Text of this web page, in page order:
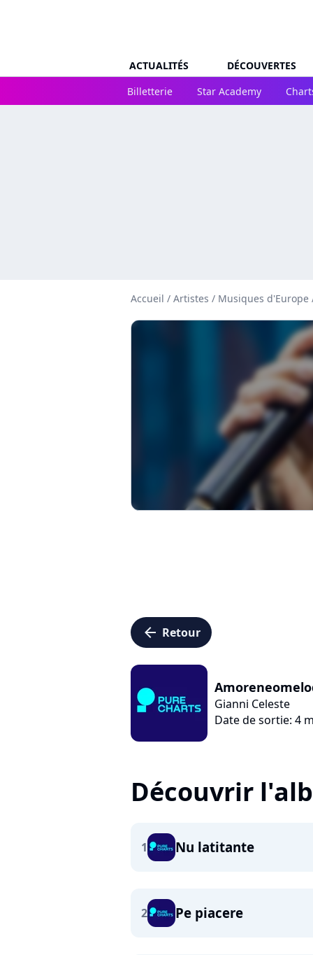
ACTUALITÉS DÉCOUVERTES
Billetterie
Star Academy
Accueil / Artistes / Musiques d'Europe
arrow_left Retour
Gianni Celeste
Date de sortie: 4
Découvrir
1 Nu latitante
2 Pe piacere